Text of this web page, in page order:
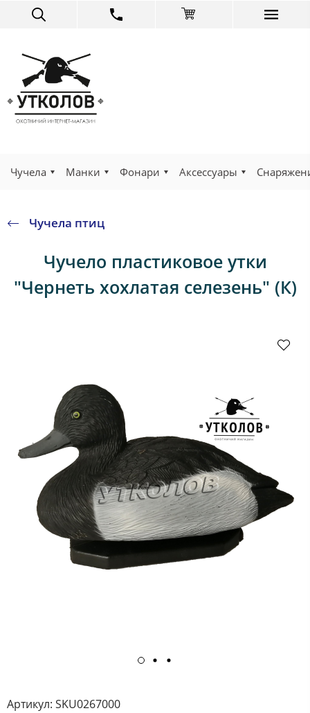
Чучела Манки Фонари Аксессуары
Чучела птиц
Чучело пластиковое утки
"Чернеть хохлатая селезень" (К)
Артикул: SKU0267000